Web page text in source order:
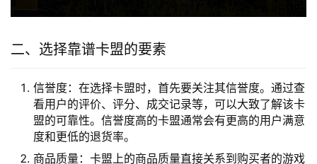
二、选择靠谱卡盟的要素
信誉度：在选择卡盟时，首先要关注其信誉度。通过查
看用户的评价、评分、成交记录等，可以大致了解该卡
盟的可靠性。信誉度高的卡盟通常会有更高的用户满意
度和更低的退货率。
商品质量：卡盟上的商品质量直接关系到购买者的游戏